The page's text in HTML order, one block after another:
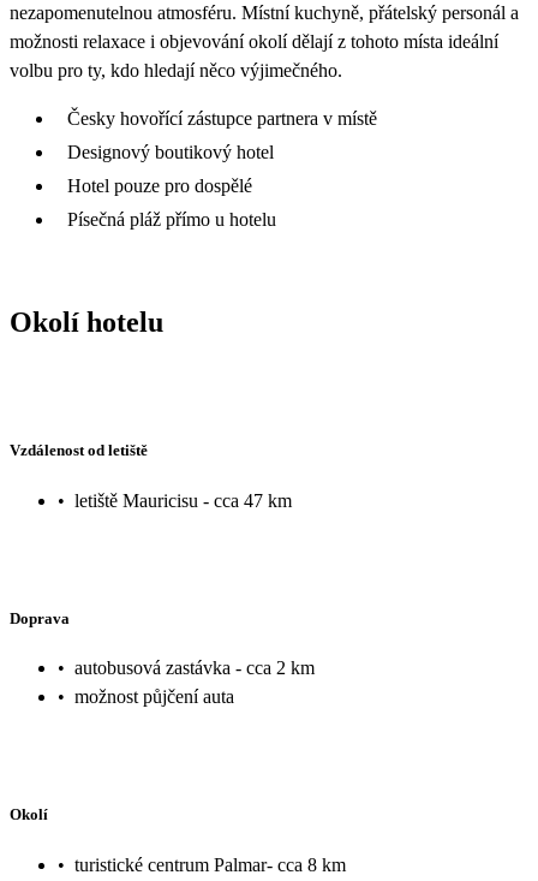
nezapomenutelnou atmosféru. Místní kuchyně, přátelský personál a
možnosti relaxace i objevování okolí dělají z tohoto místa ideální
volbu pro ty, kdo hledají něco výjimečného.
Česky hovořící zástupce partnera v místě
Designový boutikový hotel
Hotel pouze pro dospělé
Písečná pláž přímo u hotelu
Okolí hotelu
Vzdálenost od letiště
• letiště Mauricisu - cca 47 km
Doprava
• autobusová zastávka - cca 2 km
• možnost půjčení auta
Okolí
• turistické centrum Palmar- cca 8 km